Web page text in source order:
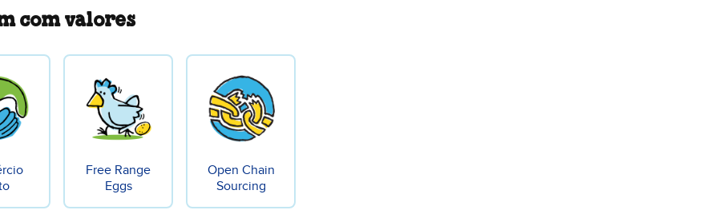
com valores
Free Range
Eggs
Open Chain
Sourcing